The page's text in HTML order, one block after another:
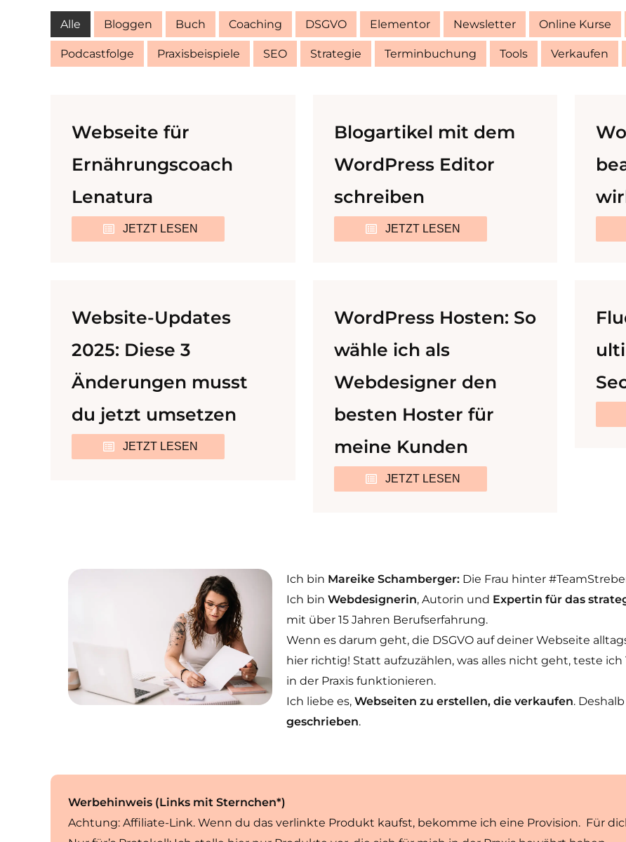
Alle Bloggen Buch Coaching DSGVO Elementor Newsletter Online Kurse
Podcastfolge Praxisbeispiele SEO Strategie Terminbuchung Tools Verkaufen
Webseite für
Ernährungscoach
Lenatura
JETZT LESEN
Blogartikel mit dem
WordPress Editor
schreiben
JETZT LESEN
Website-Updates
2025: Diese 3
Änderungen musst
du jetzt umsetzen
JETZT LESEN
WordPress Hosten: So
wähle ich als
Webdesigner den
besten Hoster für
meine Kunden
JETZT LESEN
Ich bin Mareike Schamberger: Die Frau hinter
Ich binWebdesignerin, Autorin und Expertin für das
mit über 15 Jahren Berufserfahrung.
Wenn es darum geht, die DSGVO auf deiner Webseite
hier richtig! Statt aufzuzählen, was alles nicht geht, teste
in der Praxis funktionieren.
Ich liebe es,Webseiten zu erstellen, die verkaufen.
geschrieben.
Werbehinweis (Links mit Sternchen*)
Achtung: Affiliate-Link. Wenn du das verlinkte Produkt kaufst, bekomme ich eine Provision. Für